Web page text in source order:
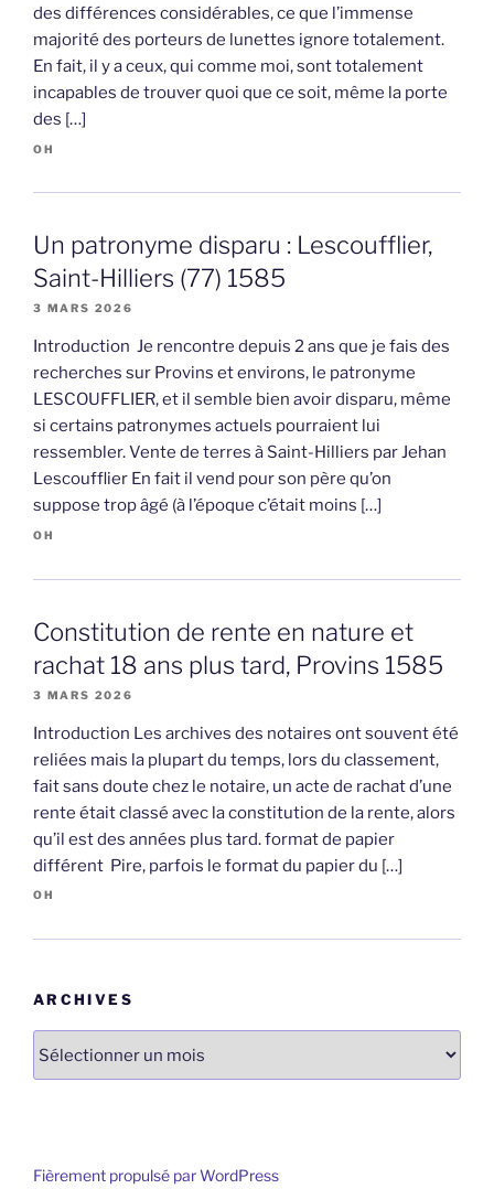
des différences considérables, ce que l’immense
majorité des porteurs de lunettes ignore totalement.
En fait, il y a ceux, qui comme moi, sont totalement
incapables de trouver quoi que ce soit, même la porte
des […]
OH
Un patronyme disparu : Lescoufflier,
Saint-Hilliers (77) 1585
3 MARS 2026
Introduction Je rencontre depuis 2 ans que je fais des
recherches sur Provins et environs, le patronyme
LESCOUFFLIER, et il semble bien avoir disparu, même
si certains patronymes actuels pourraient lui
ressembler. Vente de terres à Saint-Hilliers par Jehan
Lescoufflier En fait il vend pour son père qu’on
suppose trop âgé (à l’époque c’était moins […]
OH
Constitution de rente en nature et
rachat 18 ans plus tard, Provins 1585
3 MARS 2026
Introduction Les archives des notaires ont souvent été
reliées mais la plupart du temps, lors du classement,
fait sans doute chez le notaire, un acte de rachat d’une
rente était classé avec la constitution de la rente, alors
qu’il est des années plus tard. format de papier
différent Pire, parfois le format du papier du […]
OH
ARCHIVES
Fièrement propulsé par WordPress